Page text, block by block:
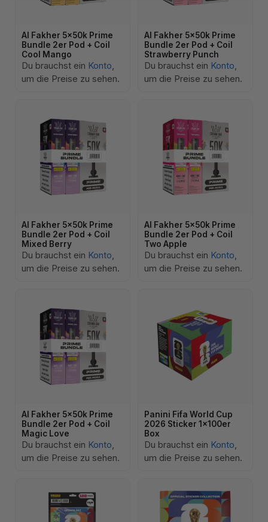
Al Fakher 5x50k Prime
Bundle 2er Pod + Coil
Cool Mango
Du brauchst ein Konto,
um die Preise zu sehen.
Al Fakher 5x50k Prime
Bundle 2er Pod + Coil
Strawberry Punch
Du brauchst ein Konto,
um die Preise zu sehen.
Al Fakher 5x50k Prime
Bundle 2er Pod + Coil
Mixed Berry
Du brauchst ein Konto,
um die Preise zu sehen.
Al Fakher 5x50k Prime
Bundle 2er Pod + Coil
Two Apple
Du brauchst ein Konto,
um die Preise zu sehen.
Al Fakher 5x50k Prime
Bundle 2er Pod + Coil
Magic Love
Du brauchst ein Konto,
um die Preise zu sehen.
Panini Fifa World Cup
2026 Sticker 1x100er
Box
Du brauchst ein Konto,
um die Preise zu sehen.